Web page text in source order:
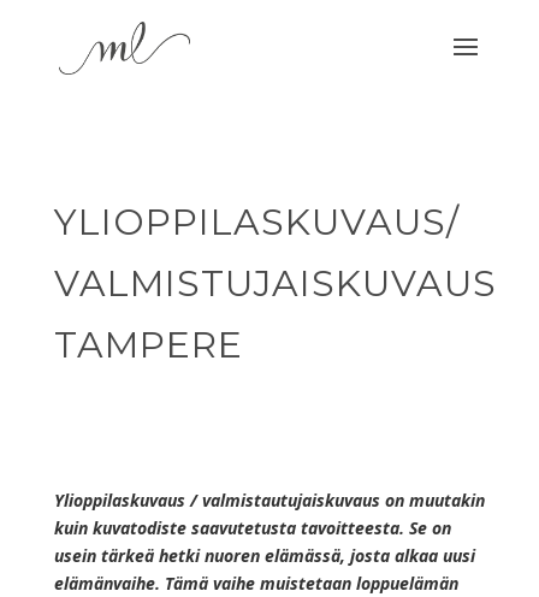
YLIOPPILASKUVAUS/
VALMISTUJAISKUVAUS
TAMPERE
Ylioppilaskuvaus / valmistautujaiskuvaus on muutakin
kuin kuvatodiste saavutetusta tavoitteesta. Se on
usein tärkeä hetki nuoren elämässä, josta alkaa uusi
elämänvaihe. Tämä vaihe muistetaan loppuelämän